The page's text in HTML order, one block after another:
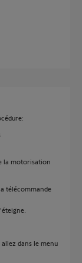
la motorisation
télécommande
dans le menu